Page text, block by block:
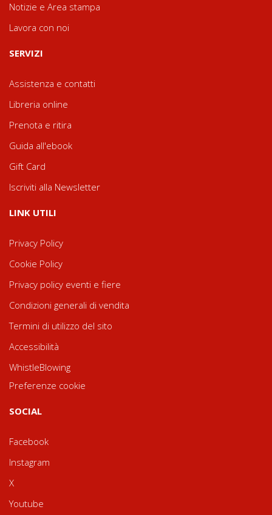
Notizie e Area stampa
Lavora con noi
SERVIZI
Assistenza e contatti
Libreria online
Prenota e ritira
Guida all'ebook
Gift Card
Iscriviti alla Newsletter
LINK UTILI
Privacy Policy
Cookie Policy
Privacy policy eventi e fiere
Condizioni generali di vendita
Termini di utilizzo del sito
Accessibilità
WhistleBlowing
Preferenze cookie
SOCIAL
Facebook
Instagram
X
Youtube